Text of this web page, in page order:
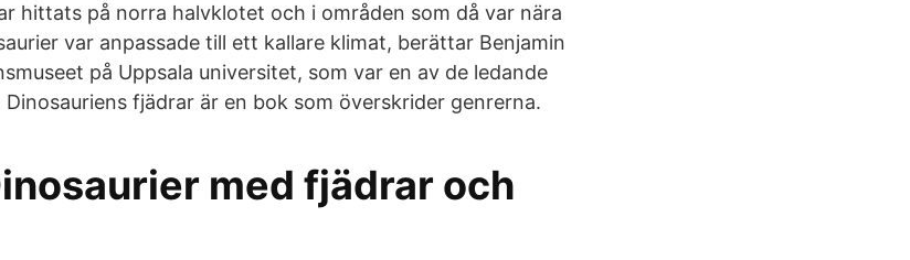
hittats på norra halvklotet och i områden som då var nära
var anpassade till ett kallare klimat, berättar Benjamin
på Uppsala universitet, som var en av de ledande
fjädrar är en bok som överskrider genrerna.
med fjädrar och